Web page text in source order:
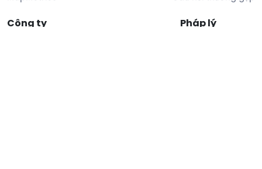
Công ty Pháp lý